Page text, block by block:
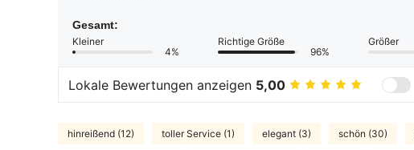
Gesamt:
Kleiner
4%
Richtige Größe
96%
Größer
Lokale Bewertungen anzeigen 5,00
hinreißend (12) toller Service (1) elegant (3) schön (30)